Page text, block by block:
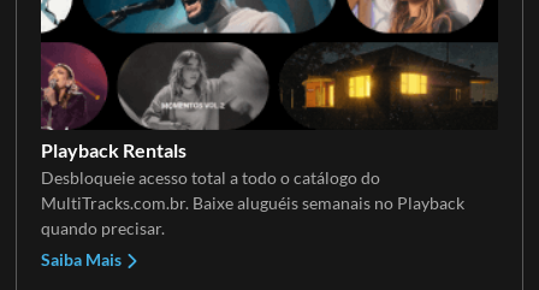
Playback Rentals
Desbloqueie acesso total a todo o catálogo do
MultiTracks.com.br. Baixe aluguéis semanais no Playback
quando precisar.
Saiba Mais